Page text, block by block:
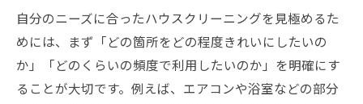
自分のニーズに合ったハウスクリーニングを見極めるた
めには、まず「どの箇所をどの程度きれいにしたいの
か」「どのくらいの頻度で利用したいのか」を明確にす
ることが大切です。例えば、エアコンや浴室などの部分